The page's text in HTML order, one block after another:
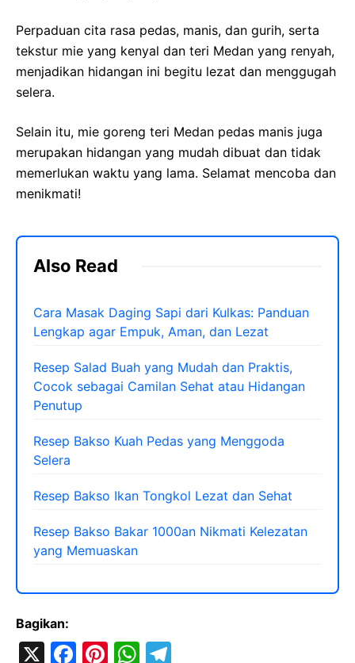
Perpaduan cita rasa pedas, manis, dan gurih, serta
tekstur mie yang kenyal dan teri Medan yang renyah,
menjadikan hidangan ini begitu lezat dan menggugah
selera.
Selain itu, mie goreng teri Medan pedas manis juga
merupakan hidangan yang mudah dibuat dan tidak
memerlukan waktu yang lama. Selamat mencoba dan
menikmati!
Also Read
Cara Masak Daging Sapi dari Kulkas: Panduan
Lengkap agar Empuk, Aman, dan Lezat
Resep Salad Buah yang Mudah dan Praktis,
Cocok sebagai Camilan Sehat atau Hidangan
Penutup
Resep Bakso Kuah Pedas yang Menggoda
Selera
Resep Bakso Ikan Tongkol Lezat dan Sehat
Resep Bakso Bakar 1000an Nikmati Kelezatan
yang Memuaskan
Bagikan:
X
F
Pi W